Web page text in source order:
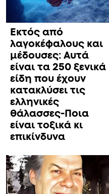
Εκτός από
λαγοκέφαλους και
μέδουσες: Aυτά
είναι τα 250 ξενικά
είδη που έχουν
κατακλύσει τις
ελληνικές
θάλασσες-Ποια
είναι τοξικά κι
επικίνδυνα